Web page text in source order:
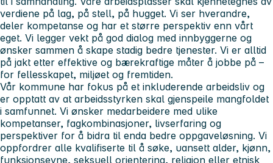
verdiene på lag, på stell, på hugget. Vi ser hverandre,
deler kompetanse og har et større perspektiv enn vårt
eget. Vi legger vekt på god dialog med innbyggerne og
ønsker sammen å skape stadig bedre tjenester. Vi er alltid
på jakt etter effektive og bærekraftige måter å jobbe på –
for fellesskapet, miljøet og fremtiden.
Vår kommune har fokus på et inkluderende arbeidsliv og
er opptatt av at arbeidsstyrken skal gjenspeile mangfoldet
i samfunnet. Vi ønsker medarbeidere med ulike
kompetanser, fagkombinasjoner, livserfaring og
perspektiver for å bidra til enda bedre oppgaveløsning. Vi
oppfordrer alle kvalifiserte til å søke, uansett alder, kjønn,
funksjonsevne, seksuell orientering, religion eller etnisk